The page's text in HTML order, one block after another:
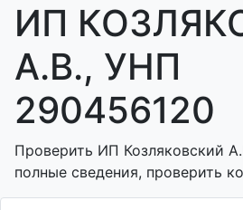
ИП
А.В., УНП
290456120
Проверить ИП Козляковский
полные сведения, проверить